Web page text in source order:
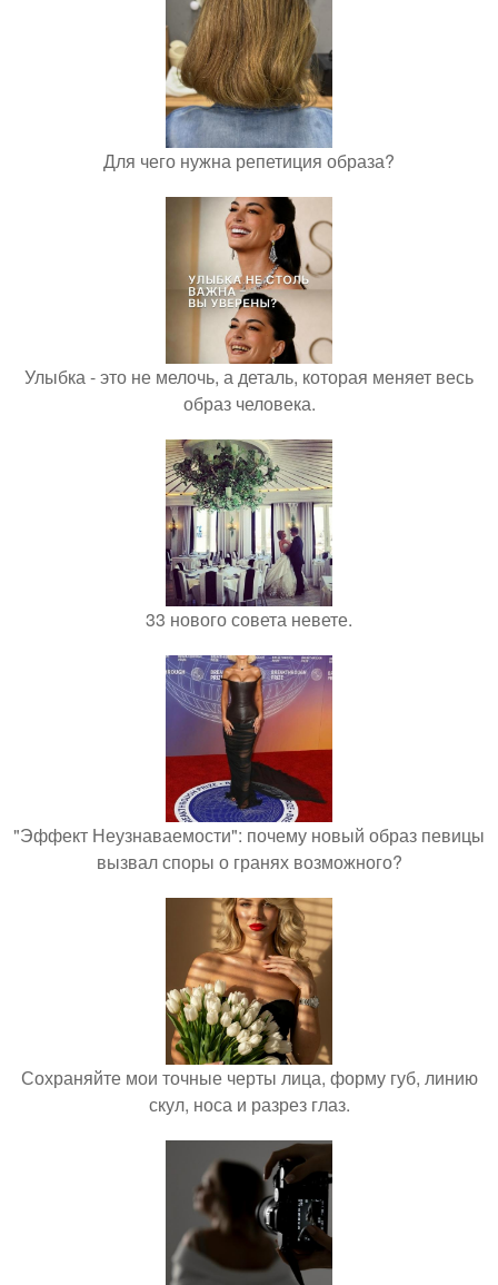
Для чего нужна репетиция образа?
Улыбка - это не мелочь, а деталь, которая меняет весь
образ человека.
33 нового совета невете.
"Эффект Неузнаваемости": почему новый образ певицы
вызвал споры о гранях возможного?
Сохраняйте мои точные черты лица, форму губ, линию
скул, носа и разрез глаз.